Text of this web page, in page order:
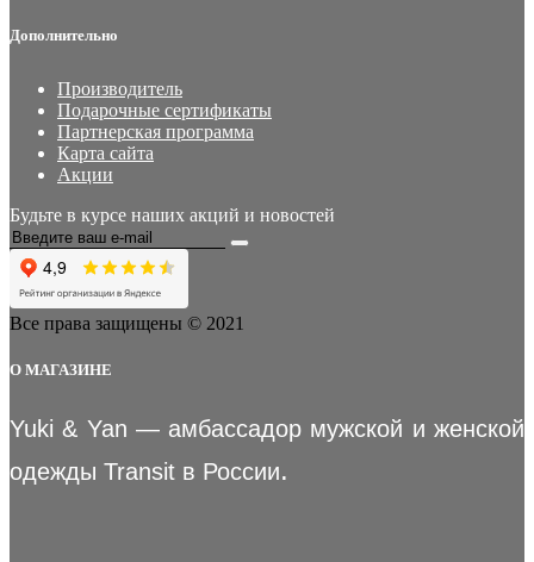
Дополнительно
Производитель
Подарочные сертификаты
Партнерская программа
Карта сайта
Акции
Будьте в курсе наших акций и новостей
Все права защищены © 2021
О МАГАЗИНЕ
Yuki & Yan — амбассадор мужской и женской
одежды Transit в России.